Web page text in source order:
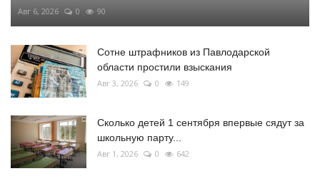
Авг 6, 2026 0 90
Сотне штрафников из Павлодарской
области простили взыскания
Авг 3, 2026 0 149
Сколько детей 1 сентября впервые сядут за
школьную парту...
Авг 1, 2026 0 642